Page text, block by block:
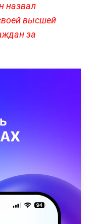
назвал
высшей
за